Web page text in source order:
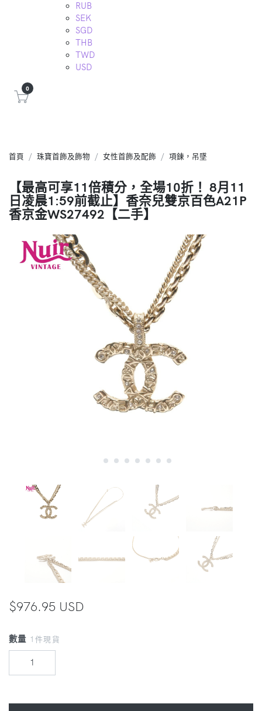
RUB
SEK
SGD
THB
TWD
USD
0
首頁 珠寶首飾及飾物 女性首飾及配飾 項鍊，吊墜
【最高可享11倍積分，全場10折！ 8月11
日凌晨1:59前截止】香奈兒雙京百色A21P
香京金WS27492【二手】
$976.95 USD
數量 1件現貨